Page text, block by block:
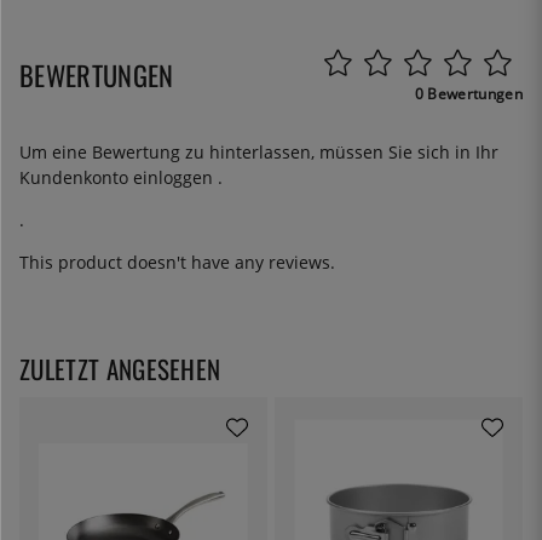
BEWERTUNGEN 0 Bewertungen
Um eine Bewertung zu hinterlassen, müssen Sie sich in Ihr
Kundenkonto einloggen .
.
This product doesn't have any reviews.
ZULETZT ANGESEHEN